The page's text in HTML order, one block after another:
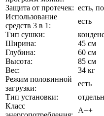
Защита от протечек: есть,
Использование
средств 3 в 1:
есть
Тип сушки:
Ширина:
45 см
Глубина:
60 см
Высота:
85 см
Вес:
34 кг
Режим половинной
загрузки:
есть
Тип установки:
Класс
A++